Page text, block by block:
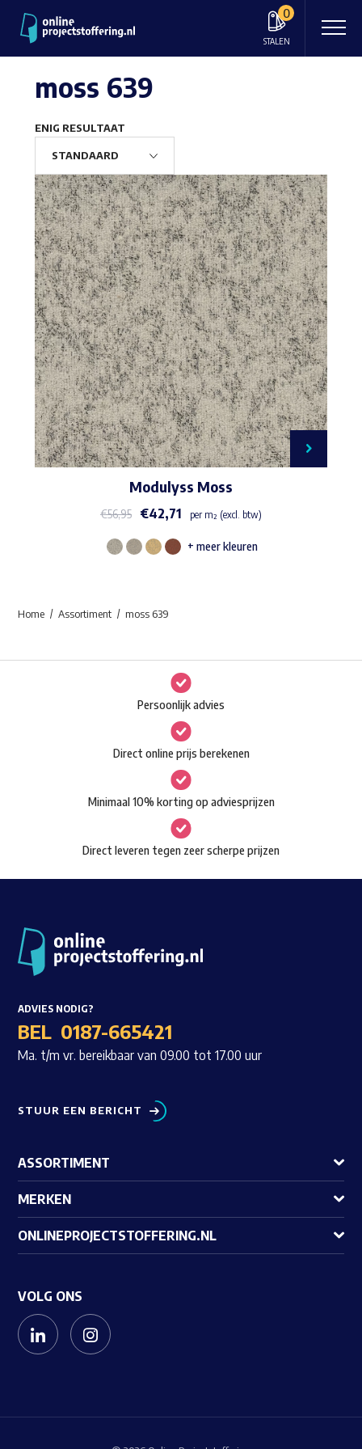
0
STALEN
Waar ben je naar op zoek?
moss 639
ENIG RESULTAAT
Modulyss Moss
€56,95 €42,71 per m² (excl. btw)
Dit
Deze
optie
kan
gekozen
worden
op
de
productpagina
+ meer kleuren
Home Assortiment moss 639
Persoonlijk advies
Direct online prijs berekenen
Minimaal 10% korting op adviesprijzen
Direct leveren tegen zeer scherpe prijzen
ADVIES NODIG?
BEL 0187-665421
Ma. t/m vr. bereikbaar van 09.00 tot 17.00 uur
STUUR EEN BERICHT
ASSORTIMENT
MERKEN
ONLINEPROJECTSTOFFERING.NL
VOLG ONS